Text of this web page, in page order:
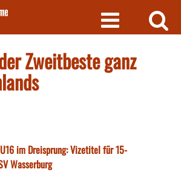
Zweitbeste ganz
im Dreisprung: Vizetitel für 15-
Wasserburg